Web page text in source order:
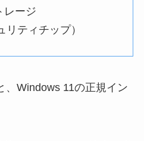
レージ
ティチップ）
、Windows 11の正規イン